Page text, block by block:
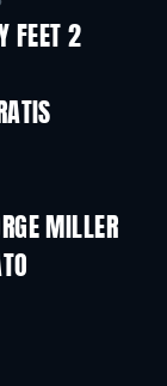
FEET 2
MILLER